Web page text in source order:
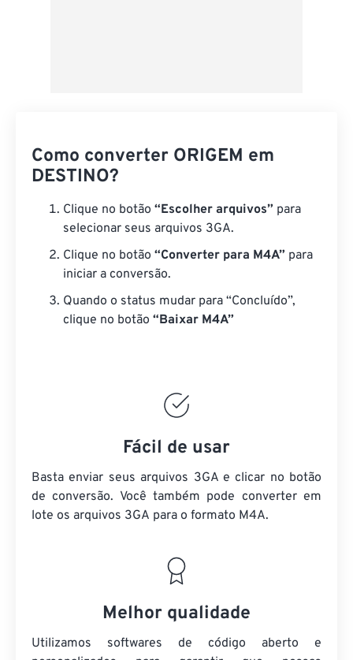
Como converter ORIGEM em
DESTINO?
Clique no botão “Escolher arquivos” para
selecionar seus arquivos 3GA.
Clique no botão “Converter para M4A” para
iniciar a conversão.
Quando o status mudar para “Concluído”,
clique no botão “Baixar M4A”
Fácil de usar
Basta enviar seus arquivos 3GA e clicar no botão
de conversão. Você também pode converter em
lote os arquivos 3GA para o formato M4A.
Melhor qualidade
Utilizamos softwares de código aberto e